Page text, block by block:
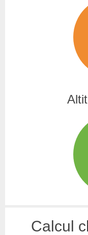
Calcul